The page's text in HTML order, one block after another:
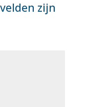
zijn